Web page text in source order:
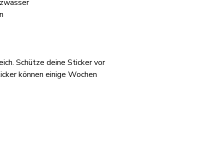
Schütze deine Sticker vor
können einige Wochen